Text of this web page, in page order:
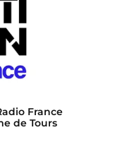
France
de Tours